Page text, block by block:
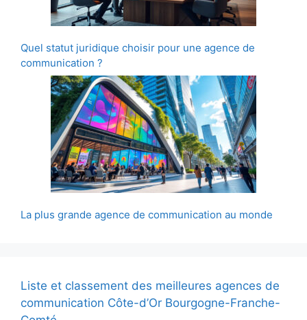
Quel statut juridique choisir pour une agence de
communication ?
La plus grande agence de communication au monde
Liste et classement des meilleures agences de
communication Côte-d’Or Bourgogne-Franche-